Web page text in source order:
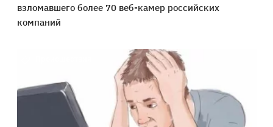
взломавшего более 70 веб-камер российских
компаний